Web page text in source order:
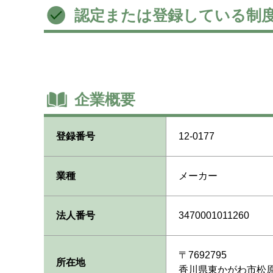
認定または登録している制
企業概要
登録番号 12-0177
業種 メーカー
法人番号 3470001011260
所在地
〒7692795
香川県東かがわ市松